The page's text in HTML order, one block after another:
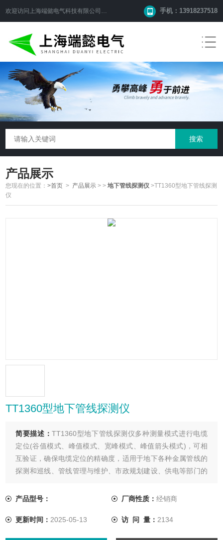
欢迎访问 上海端懿电气科技有限公司 网站！ 手机：13918237518
产品展示
您现在的位置：>首页 > 产品展示 >>地下管线探测仪 >TT1360型地下管线探测
仪
TT1360型地下管线探测仪
简要描述：TT1360型地下管线探测仪多种测量模式进行电缆
定位(谷值模式、峰值模式、宽峰模式、峰值箭头模式)，可相
互验证，确保电缆定位的精确度，适用于地下各种金属管线的
探测和巡线、管线管理与维护、市政规划建设、供电等部门的
产品型号：
厂商性质： 经销商
更新时间： 2025-05-13 访 问 量： 2134